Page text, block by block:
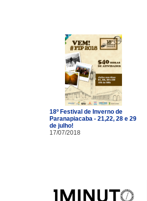
18º Festival de Inverno de
Paranapiacaba - 21,22, 28 e 29
de julho!
17/07/2018